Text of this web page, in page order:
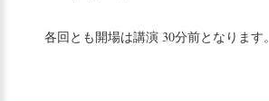
各回とも開場は講演 30分前となります。